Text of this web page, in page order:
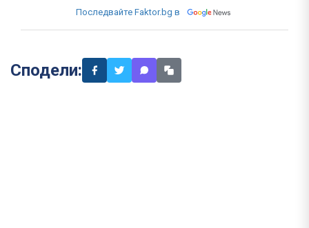
Последвайте Faktor.bg в
Сподели: